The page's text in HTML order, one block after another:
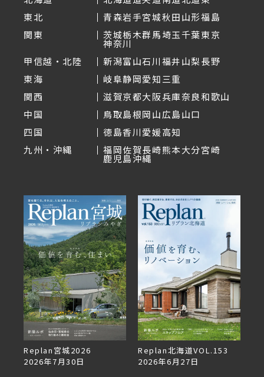
東北
青森岩手宮城秋田山形福島
関東
茨城栃木群馬埼玉千葉東京
神奈川
甲信越・北陸
新潟富山石川福井山梨長野
東海
岐阜静岡愛知三重
関西
滋賀京都大阪兵庫奈良和歌山
中国
鳥取島根岡山広島山口
四国
徳島香川愛媛高知
九州・沖縄
福岡佐賀長崎熊本大分宮崎
鹿児島沖縄
Replan宮城2026
2026年7月30日
Replan北海道VOL.153
2026年6月27日